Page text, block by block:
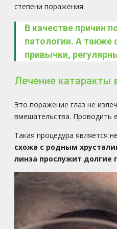
степени поражения.
В качестве причин
патологии. А также
привычки,
Лечение катаракты
Это поражение глаз не
вмешательства. Проводить
Такая процедура является
схожа с родным
линза прослужит